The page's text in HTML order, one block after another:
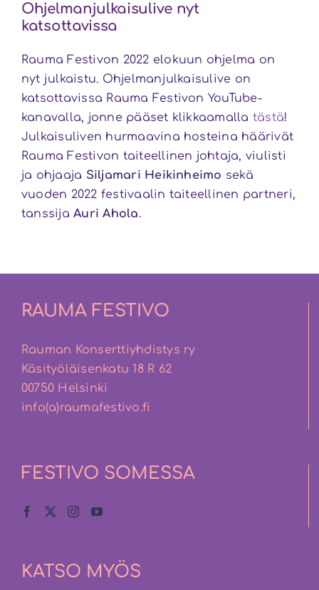
Ohjelmanjulkaisulive nyt
katsottavissa
Rauma Festivon 2022 elokuun ohjelma on
nyt julkaistu. Ohjelmanjulkaisulive on
katsottavissa Rauma Festivon YouTube-
kanavalla, jonne pääset klikkaamalla tästä!
Julkaisuliven hurmaavina hosteina häärivät
Rauma Festivon taiteellinen johtaja, viulisti
ja ohjaaja Siljamari Heikinheimo sekä
vuoden 2022 festivaalin taiteellinen partneri,
tanssijaAuri Ahola.
RAUMA FESTIVO
Rauman Konserttiyhdistys ry
Käsityöläisenkatu 18 R 62
00750 Helsinki
info(a)raumafestivo.fi
FESTIVO SOMESSA
KATSO MYÖS